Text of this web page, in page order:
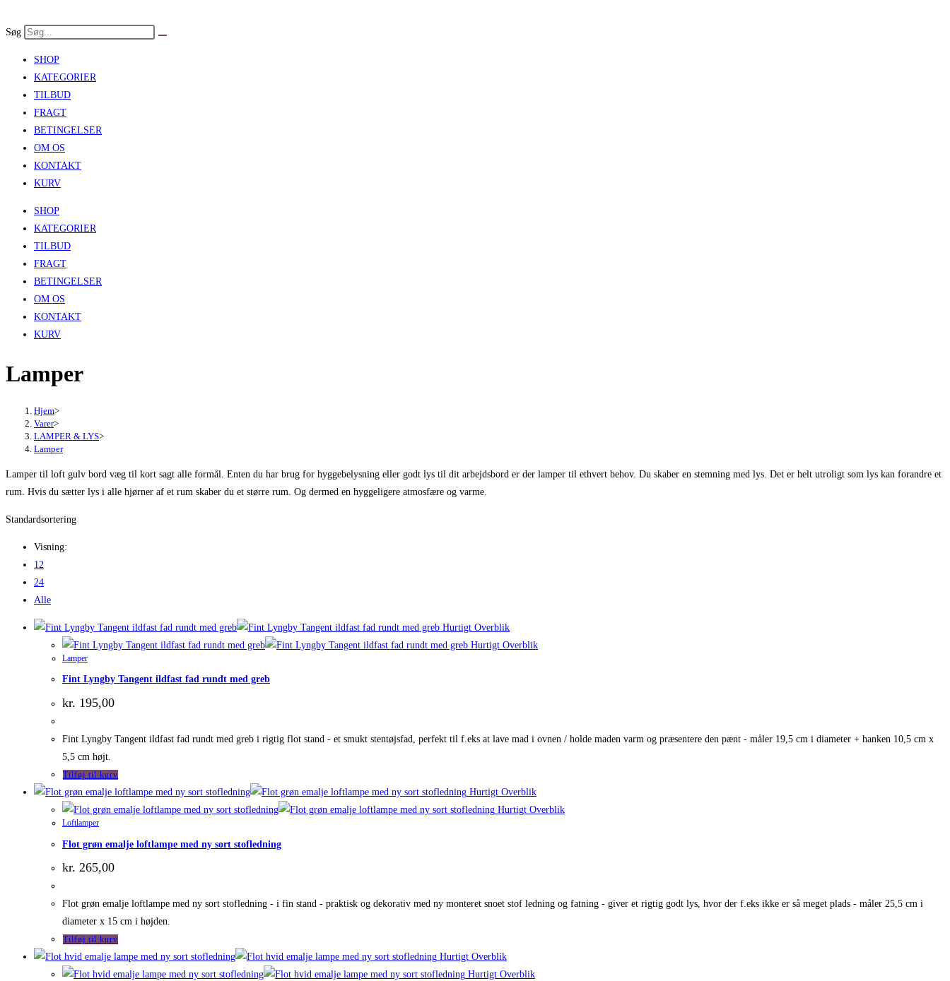
to
Søg
SHOP
KATEGORIER
TILBUD
FRAGT
BETINGELSER
OM OS
KONTAKT
KURV
SHOP
KATEGORIER
TILBUD
FRAGT
BETINGELSER
OM OS
KONTAKT
KURV
Lamper
Hjem>
Varer>
LAMPER & LYS>
Lamper
Lamper til loft gulv bord væg til kort sagt alle formål. Enten du har brug for hyggebelysning eller godt lys til dit arbejdsbord er der lamper til ethvert behov. Du skaber en stemning med lys. Det er helt utroligt som lys kan forandre et
rum. Hvis du sætter lys i alle hjørner af et rum skaber du et større rum. Og dermed en hyggeligere atmosfære og varme.
Standardsortering
Visning:
12
24
Alle
Hurtigt Overblik
Hurtigt Overblik
Lamper
Fint Lyngby Tangent ildfast fad rundt med greb
kr. 195,00
Fint Lyngby Tangent ildfast fad rundt med greb i rigtig flot stand - et smukt stentøjsfad, perfekt til f.eks at lave mad i ovnen / holde maden varm og præsentere den pænt - måler 19,5 cm i diameter + hanken 10,5 cm x
5,5 cm højt.
Tilføj til kurv
Hurtigt Overblik
Hurtigt Overblik
Loftlamper
Flot grøn emalje loftlampe med ny sort stofledning
kr. 265,00
Flot grøn emalje loftlampe med ny sort stofledning - i fin stand - praktisk og dekorativ med ny monteret snoet stof ledning og fatning - giver et rigtig godt lys, hvor der f.eks ikke er så meget plads - måler 25,5 cm i
diameter x 15 cm i højden.
Tilføj til kurv
Hurtigt Overblik
Hurtigt Overblik